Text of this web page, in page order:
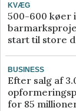
KVÆG
500-600 køer
start til store
BUSINESS
Efter salg af
for 85